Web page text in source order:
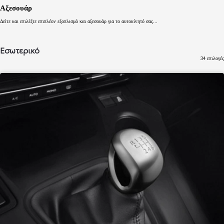
Αξεσουάρ
Δείτε και επιλέξτε επιπλέον εξοπλισμό και αξεσουάρ για το αυτοκίνητό σας...
Εσωτερικό
34 επιλογές